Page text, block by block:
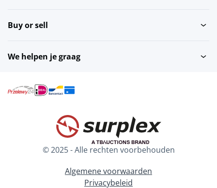
Buy or sell
We helpen je graag
© 2025 - Alle rechten voorbehouden
Algemene voorwaarden
Privacybeleid